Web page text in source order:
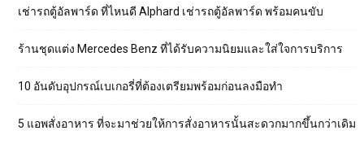
เช่ารถตู้อัลพาร์ด ที่ไหนดี Alphard เช่ารถตู้อัลพาร์ด พร้อมคนขับ
ร้านชุดแต่ง Mercedes Benz ที่ได้รับความนิยมและใส่ใจการบริการ
10 อันดับอุปกรณ์เบเกอรี่ที่ต้องเตรียมพร้อมก่อนลงมือทำ
5 แอพสั่งอาหาร ที่จะมาช่วยให้การสั่งอาหารนั้นสะดวกมากขึ้นกว่าเดิม